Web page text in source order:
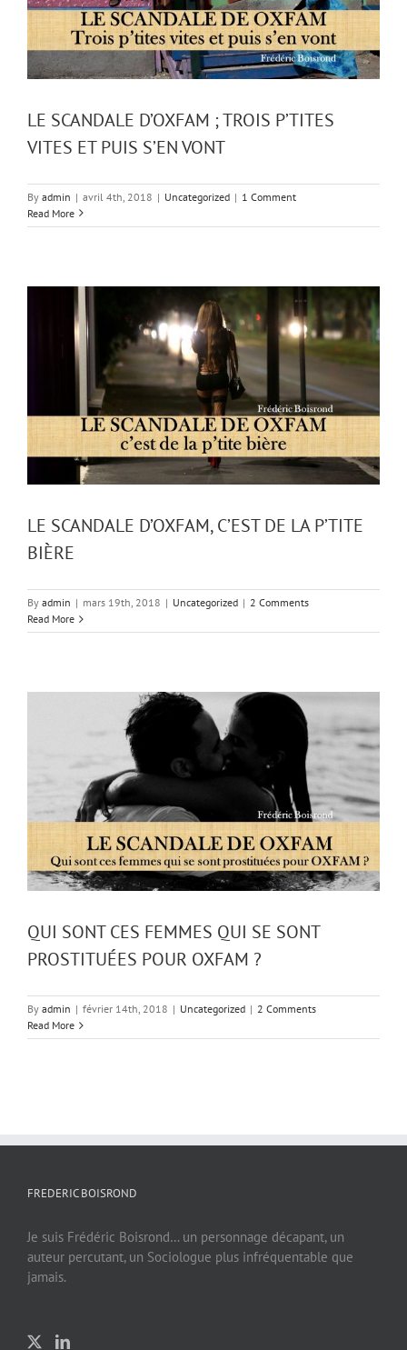
LE SCANDALE D’OXFAM ; TROIS P’TITES
VITES ET PUIS S’EN VONT
By admin | avril 4th, 2018 | Uncategorized | 1 Comment
Read More
LE SCANDALE D’OXFAM, C’EST DE LA P’TITE
BIÈRE
By admin | mars 19th, 2018 | Uncategorized | 2 Comments
Read More
QUI SONT CES FEMMES QUI SE SONT
PROSTITUÉES POUR OXFAM ?
By admin | février 14th, 2018 | Uncategorized | 2 Comments
Read More
FREDERIC BOISROND
Je suis Frédéric Boisrond… un personnage décapant, un
auteur percutant, un Sociologue plus infréquentable que
jamais.